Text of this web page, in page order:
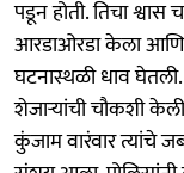
पडून होती. तिचा श्वास
आरडाओरडा केला आणि
घटनास्थळी धाव
शेजाऱ्यांची चौकशी
कुंजाम वारंवार त्यांचे